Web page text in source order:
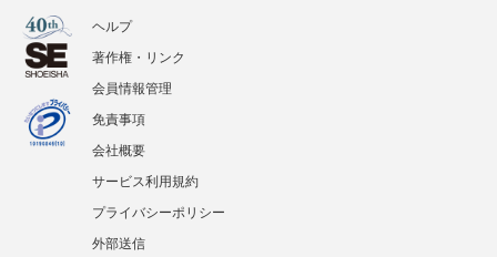
ヘルプ
著作権・リンク
会員情報管理
免責事項
会社概要
サービス利用規約
プライバシーポリシー
外部送信